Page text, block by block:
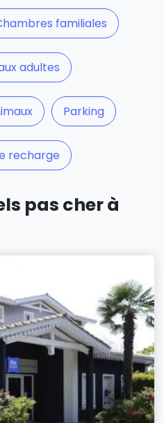
familiales
adultes
Parking
recharge
pas cher à